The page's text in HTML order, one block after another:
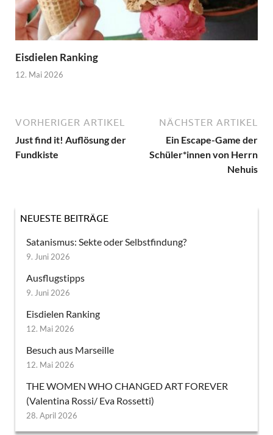
Eisdielen Ranking
12. Mai 2026
VORHERIGER ARTIKEL
Just find it! Auflösung der
Fundkiste
NÄCHSTER ARTIKEL
Ein Escape-Game der
Schüler*innen von Herrn
Nehuis
NEUESTE BEITRÄGE
Satanismus: Sekte oder Selbstfindung?
9. Juni 2026
Ausflugstipps
9. Juni 2026
Eisdielen Ranking
12. Mai 2026
Besuch aus Marseille
12. Mai 2026
THE WOMEN WHO CHANGED ART FOREVER
(Valentina Rossi/ Eva Rossetti)
28. April 2026